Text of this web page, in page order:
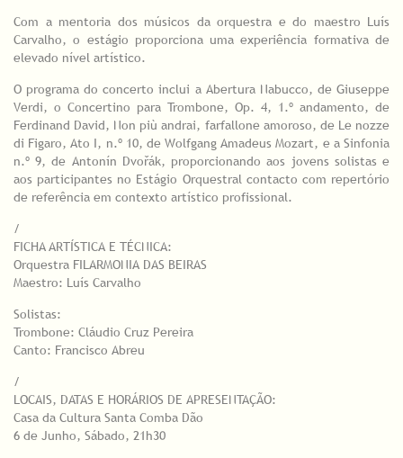
Com a mentoria dos músicos da orquestra e do maestro Luís
Carvalho, o estágio proporciona uma experiência formativa de
elevado nível artístico.
O programa do concerto inclui a Abertura Nabucco, de Giuseppe
Verdi, o Concertino para Trombone, Op. 4, 1.º andamento, de
Ferdinand David, Non più andrai, farfallone amoroso, de Le nozze
di Figaro, Ato I, n.º 10, de Wolfgang Amadeus Mozart, e a Sinfonia
n.º 9, de Antonín Dvořák, proporcionando aos jovens solistas e
aos participantes no Estágio Orquestral contacto com repertório
de referência em contexto artístico profissional.
/
FICHA ARTÍSTICA E TÉCNICA:
Orquestra FILARMONIA DAS BEIRAS
Maestro: Luís Carvalho
Solistas:
Trombone: Cláudio Cruz Pereira
Canto: Francisco Abreu
/
LOCAIS, DATAS E HORÁRIOS DE APRESENTAÇÃO:
Casa da Cultura Santa Comba Dão
6 de Junho, Sábado, 21h30